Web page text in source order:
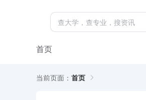
首页
当前页面： 首页